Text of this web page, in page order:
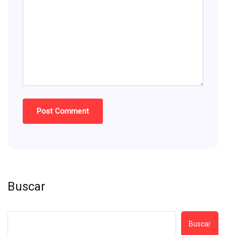
Buscar
Buscar